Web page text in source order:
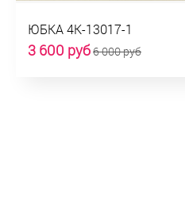
ЮБКА 4К-13017-1
3 600 руб6 000 руб